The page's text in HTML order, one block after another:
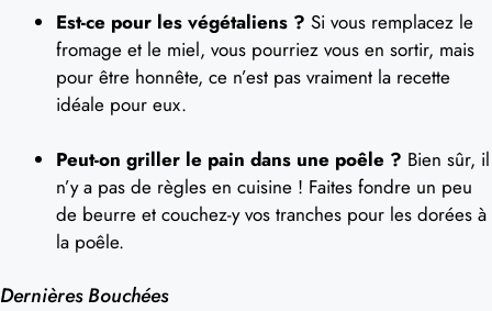
Est-ce pour les végétaliens ? Si vous remplacez le
fromage et le miel, vous pourriez vous en sortir, mais
pour être honnête, ce n’est pas vraiment la recette
idéale pour eux.
Peut-on griller le pain dans une poêle ? Bien sûr, il
n’y a pas de règles en cuisine ! Faites fondre un peu
de beurre et couchez-y vos tranches pour les dorées à
la poêle.
Dernières Bouchées